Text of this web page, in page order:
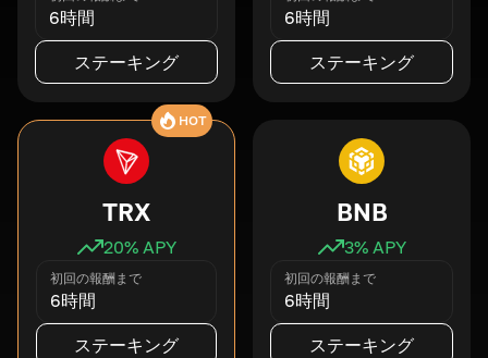
6時間
ステーキング
6時間
ステーキング
HOT
TRX
20% APY
初回の報酬まで
6時間
ステーキング
BNB
3% APY
初回の報酬まで
6時間
ステーキング